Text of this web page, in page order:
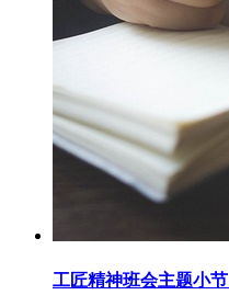
工匠精神班会主题小